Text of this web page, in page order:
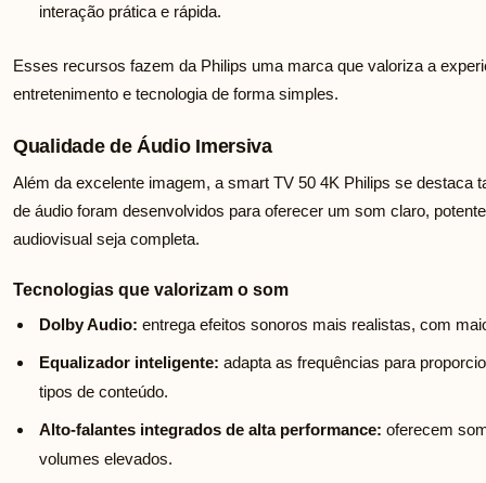
interação prática e rápida.
Esses recursos fazem da Philips uma marca que valoriza a
entretenimento e tecnologia de forma simples.
Qualidade de Áudio Imersiva
Além da excelente imagem, a smart TV 50 4K Philips se destaca
de áudio foram desenvolvidos para oferecer um som claro,
audiovisual seja completa.
Tecnologias que valorizam o som
Dolby Audio: entrega efeitos sonoros mais realistas, com
Equalizador inteligente: adapta as frequências para
tipos de conteúdo.
Alto-falantes integrados de alta performance: oferecem
volumes elevados.